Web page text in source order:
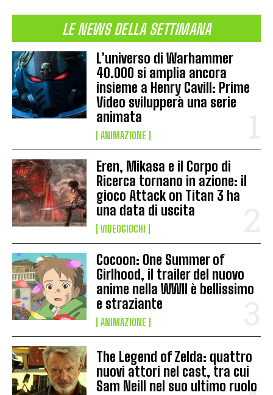
LE NEWS DELLA SETTIMANA
L’universo di Warhammer
40.000 si amplia ancora
insieme a Henry Cavill: Prime
Video svilupperà una serie
animata
ANIMAZIONE
Eren, Mikasa e il Corpo di
Ricerca tornano in azione: il
gioco Attack on Titan 3 ha
una data di uscita
VIDEOGIOCHI
Cocoon: One Summer of
Girlhood, il trailer del nuovo
anime nella WWII è bellissimo
e straziante
ANIMAZIONE
The Legend of Zelda: quattro
nuovi attori nel cast, tra cui
Sam Neill nel suo ultimo ruolo